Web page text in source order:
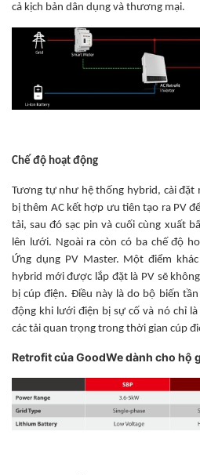
cả kịch bản dân dụng và thương mại.
Chế độ hoạt động
Tương tự như hệ thống hybrid, cài đặt
bị thêm AC kết hợp ưu tiên tạo ra PV
tải, sau đó sạc pin và cuối cùng xuất
lên lưới. Ngoài ra còn có ba chế độ
Ứng dụng PV Master. Một điểm
hybrid mới được lắp đặt là PV sẽ
bị cúp điện. Điều này là do bộ biến
động khi lưới điện bị sự cố và nó chỉ
các tải quan trọng trong thời gian cúp
Retrofit của GoodWe dành cho hộ